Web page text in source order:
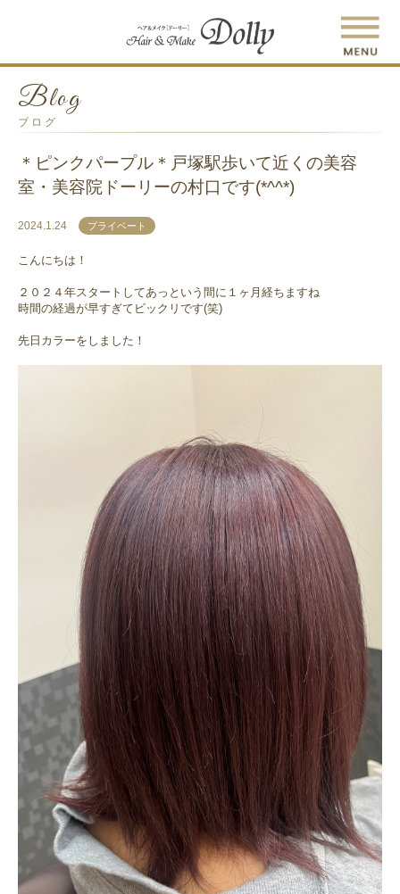
Blog
ブログ
＊ピンクパープル＊戸塚駅歩いて近くの美容
室・美容院ドーリーの村口です(*^^*)
2024.1.24 プライベート
こんにちは！
２０２４年スタートしてあっという間に１ヶ月経ちますね
時間の経過が早すぎてビックリです(笑)
先日カラーをしました！